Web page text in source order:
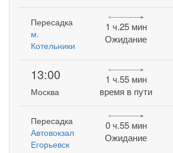
Пересадка
м.
Котельники
1 ч.25 мин
Ожидание
13:00
Москва
1 ч.55 мин
время в пути
Пересадка
Автовокзал
Егорьевск
0 ч.55 мин
Ожидание